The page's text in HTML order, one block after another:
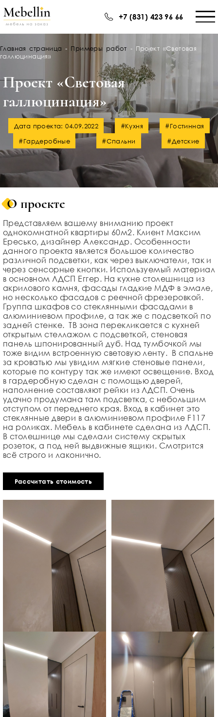
+7 (831) 423 96 66
Главная страница - Примеры работ - Проект «Световая
галлюцинация»
Проект «Световая
галлюцинация»
Дата проекта: 04.09.2022 #Кухня
#Гостинная
#Гардеробные
#Спальни #Детские
О проекте
Представляем вашему вниманию проект
однокомнатной квартиры 60м2. Клиент Максим
Ересько, дизайнер Александр. Особенности
данного проекта является большое количество
различной подсветки, как через выключатели, так и
через сенсорные кнопки. Используемый материал
в основном ЛДСП Еггер. На кухне столешница из
акрилового камня, фасады гладкие МДФ в эмале,
но несколько фасадов с реечной фрезеровкой.
Группа шкафов со стеклянными фасадами в
алюминиевом профиле, а так же с подсветкой по
задней стенке. ТВ зона перекликается с кухней
открытым стеллажом с подсветкой, стеновая
панель шпонированный дуб. Над тумбочкой мы
тоже видим встроенную световую ленту. В спальне
за кроватью мы увидим мягкие стеновые панели,
которые по контуру так же имеют освещение. Вход
в гардеробную сделан с помощью дверей,
наполнение составляют рейки из ЛДСП. Очень
удачно продумана там подсветка, с небольшим
отступом от переднего края. Вход в кабинет это
стеклянные двери в алюминиевом профиле F117
на роликах. Мебель в кабинете сделана из ЛДСП.
В столешнице мы сделали систему скрытых
розеток, а под ней выдвижные ящики. Смотрится
всё строго и лаконично.
Рассчитать стоимость